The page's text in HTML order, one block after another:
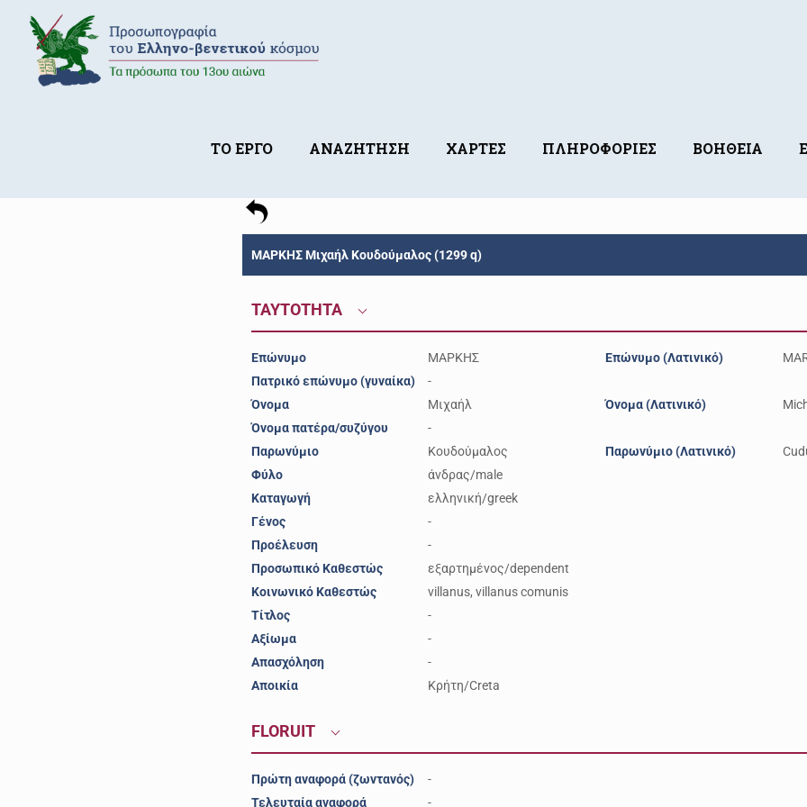
ΤΟ ΕΡΓΟ ΑΝΑΖΗΤΗΣΗ ΧΑΡΤΕΣ ΠΛΗΡΟΦΟΡΙΕΣ ΒΟΗΘΕΙΑ
ΜΑΡΚΗΣ Μιχαήλ Κουδούμαλος (1299 q)
ΤΑΥΤΟΤΗΤΑ
Επώνυμο
ΜΑΡΚΗΣ
Πατρικό επώνυμο (γυναίκα)
-
Όνομα
Μιχαήλ
Όνομα πατέρα/συζύγου
-
Παρωνύμιο
Κουδούμαλος
Φύλο
άνδρας/male
Καταγωγή
ελληνική/greek
Γένος
-
Προέλευση
-
Προσωπικό Καθεστώς
εξαρτημένος/dependent
Κοινωνικό Καθεστώς
villanus, villanus comunis
Τίτλος
-
Αξίωμα
-
Απασχόληση
-
Αποικία
Κρήτη/Creta
Επώνυμο (Λατινικό)
Όνομα (Λατινικό)
Παρωνύμιο (Λατινικό)
FLORUIT
Πρώτη αναφορά (ζωντανός)
-
Τελευταία αναφορά
-